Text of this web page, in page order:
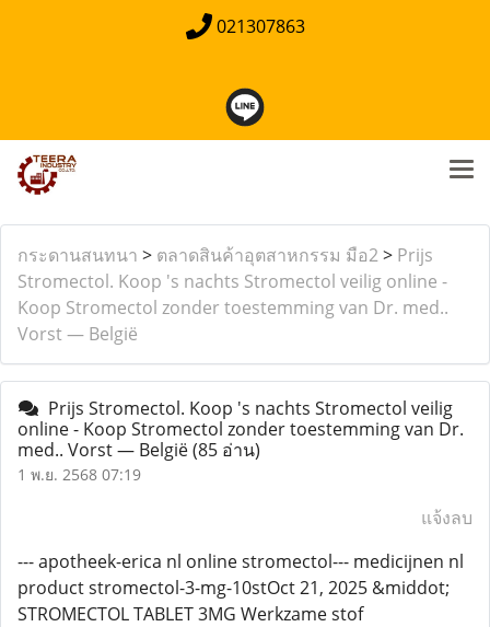
021307863
กระดานสนทนา > ตลาดสินค้าอุตสาหกรรม มือ2> Prijs
Stromectol. Koop 's nachts Stromectol veilig online -
Koop Stromectol zonder toestemming van Dr. med..
Vorst — België
Prijs Stromectol. Koop 's nachts Stromectol veilig
online - Koop Stromectol zonder toestemming van Dr.
med.. Vorst — België(85 อ่าน)
1 พ.ย. 2568 07:19
แจ้งลบ
--- apotheek-erica nl online stromectol--- medicijnen nl
product stromectol-3-mg-10stOct 21, 2025 &middot;
STROMECTOL TABLET 3MG Werkzame stof